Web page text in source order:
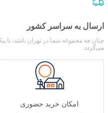
ارسال به سراسر کشور
چنان چه مجموعه شما در تهران باشد، با
می‌گردد.
امکان خرید حضوری